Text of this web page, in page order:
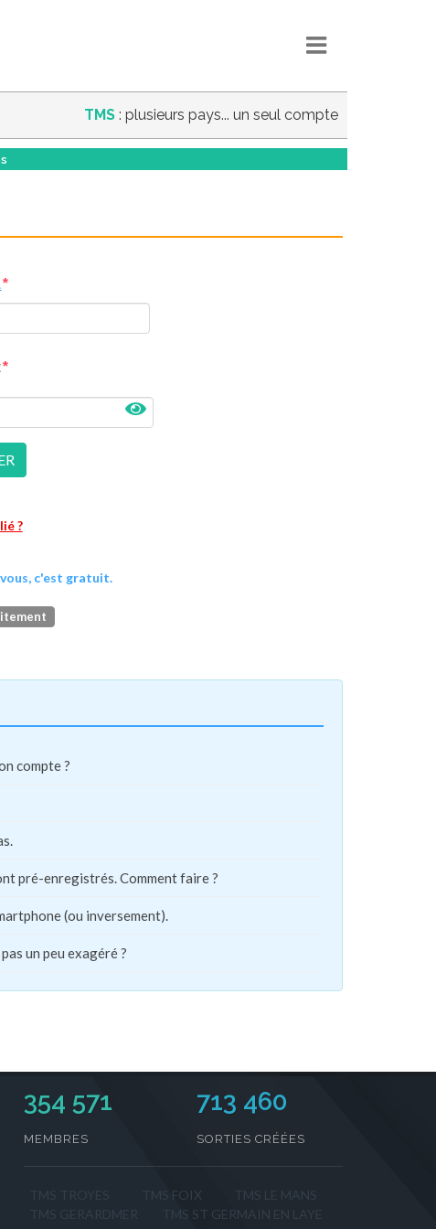
TMS : plusieurs pays... un seul compte
?
c'est gratuit.
compte ?
pré-enregistrés. Comment faire ?
(ou inversement).
un peu exagéré ?
354 571
MEMBRES
713 460
SORTIES CRÉÉES
TMS TROYES TMS FOIX
TMS LE MANS
TMS ST GERMAIN EN LAYE